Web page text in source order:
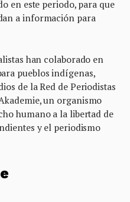
en este periodo, para que
a información para
han colaborado en
pueblos indígenas,
de la Red de Periodistas
un organismo
humano a la libertad de
y el periodismo